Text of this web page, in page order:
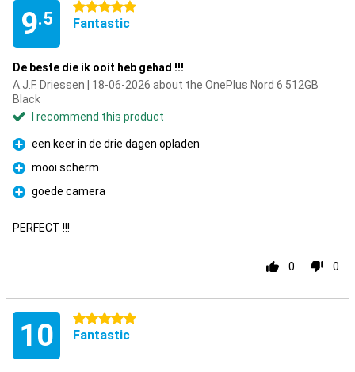
9.5
5 stars
Fantastic
De beste die ik ooit heb gehad !!!
A.J.F. Driessen | 18-06-2026 about the OnePlus Nord 6 512GB
Black
I recommend this product
Pro
een keer in de drie dagen opladen
Pro
mooi scherm
Pro
goede camera
PERFECT !!!
0 0
10 5 stars
Fantastic